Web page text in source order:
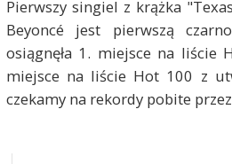
Pierwszy singiel z krążka
Beyoncé jest pierwszą
osiągnęła 1. miejsce na liście
miejsce na liście Hot 100 z
czekamy na rekordy pobite przez